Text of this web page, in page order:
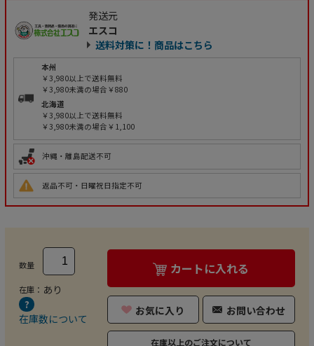
発送元
エスコ
送料対策に！商品はこちら
本州
￥3,980以上で送料無料
￥3,980未満の場合￥880
北海道
￥3,980以上で送料無料
￥3,980未満の場合￥1,100
沖縄・離島配送不可
返品不可・日曜祝日指定不可
数量
在庫： あり
在庫数について
カートに入れる
お気に入り お問い合わせ
在庫以上のご注文について